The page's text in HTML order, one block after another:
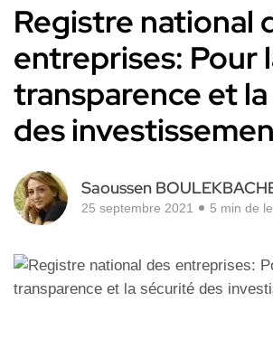
Registre national
entreprises: Pour
transparence et
des
Saoussen
25 septembre 2021 5 min de